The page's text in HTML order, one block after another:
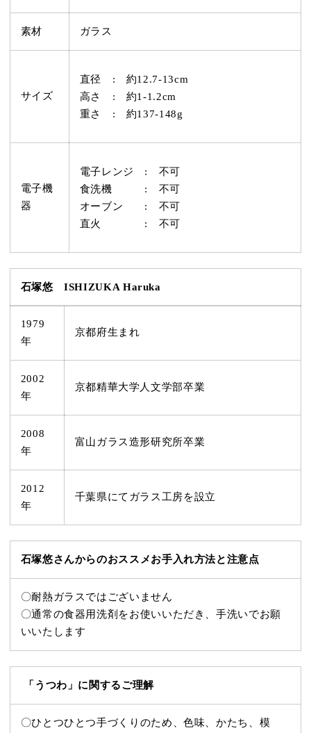
素材 ガラス
サイズ
直径 : 約12.7-13cm
高さ : 約1-1.2cm
重さ : 約137-148g
電子機
器
電子レンジ : 不可
食洗機 : 不可
オーブン : 不可
直火 : 不可
石塚悠 ISHIZUKA Haruka
1979
年
京都府生まれ
2002
年
京都精華大学人文学部卒業
2008
年
富山ガラス造形研究所卒業
2012
年
千葉県にてガラス工房を設立
石塚悠さんからのおススメお手入れ方法と注意点
〇耐熱ガラスではございません
〇通常の食器用洗剤をお使いいただき、手洗いでお願
いいたします
「うつわ」に関するご理解
〇ひとつひとつ手づくりのため、色味、かたち、模